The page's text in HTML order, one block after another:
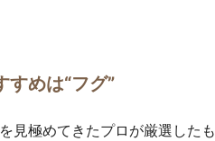
すめは“フグ”
見極めてきたプロが厳選した